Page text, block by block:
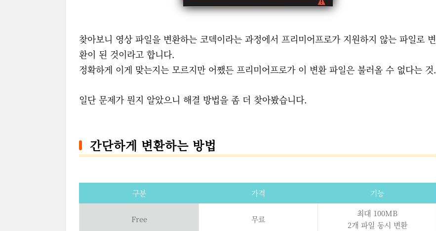
찾아보니 영상 파일을 변환하는 코덱이라는 과정에서 프리미어프로가 지원하지 않는 파일로 변
환이 된 것이라고 합니다.
정확하게 이게 맞는지는 모르지만 어쨌든 프리미어프로가 이 변환 파일은 불러올 수 없다는 것.
일단 문제가 뭔지 알았으니 해결 방법을 좀 더 찾아봤습니다.
간단하게 변환하는 방법
구분 가격 기능
Free 무료
최대 100MB
2개 파일 동시 변환